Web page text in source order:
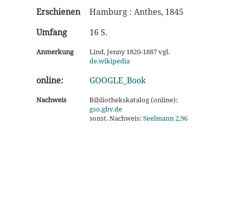
Erschienen
Hamburg : Anthes, 1845
Umfang
16 S.
Anmerkung
Lind, Jenny 1820-1887 vgl.
de.wikipedia
online: GOOGLE_Book
Nachweis
Bibliothekskatalog (online):
gso.gbv.de
sonst. Nachweis: Seelmann 2,96